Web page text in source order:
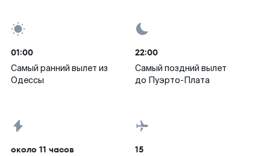
01:00
Самый ранний вылет из
Одессы
22:00
Самый поздний вылет
до Пуэрто-Плата
около 11 часов 15